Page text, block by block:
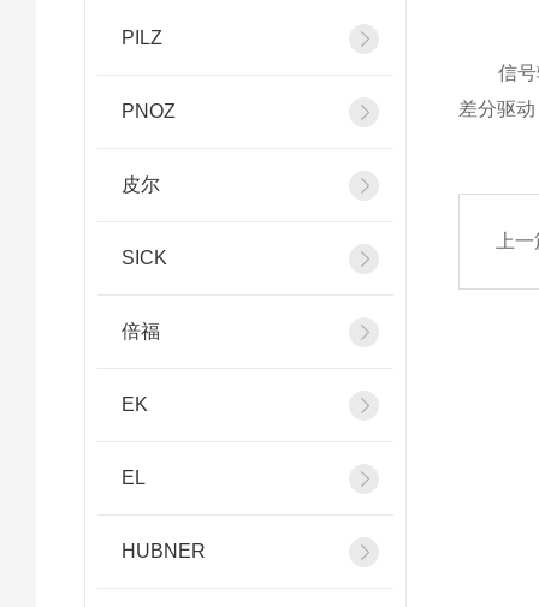
PILZ
PNOZ
皮尔
SICK
倍福
EK
EL
HUBNER
信号输
差分驱
上